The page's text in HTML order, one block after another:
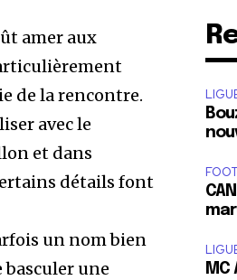
amer aux
de la rencontre.
avec le
et dans
détails font
un nom bien
basculer une